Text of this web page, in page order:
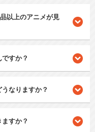
以上のアニメが見
すか？
なりますか？
すか？